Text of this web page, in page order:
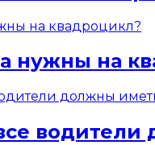
нужны на